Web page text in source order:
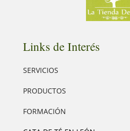
Links de Interés
SERVICIOS
PRODUCTOS
FORMACIÓN